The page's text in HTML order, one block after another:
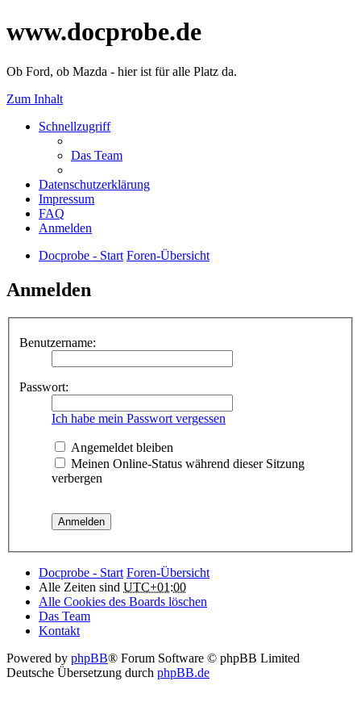
www.docprobe.de
Ob Ford, ob Mazda - hier ist für alle Platz da.
Zum Inhalt
Schnellzugriff
Das Team
Datenschutzerklärung
Impressum
FAQ
Anmelden
Docprobe - Start Foren-Übersicht
Anmelden
Benutzername:
Passwort:
Ich habe mein Passwort vergessen
Angemeldet bleiben
Meinen Online-Status während dieser Sitzung
verbergen
Docprobe - Start Foren-Übersicht
Alle Zeiten sind UTC+01:00
Alle Cookies des Boards löschen
Das Team
Kontakt
Powered by phpBB® Forum Software © phpBB Limited
Deutsche Übersetzung durch phpBB.de